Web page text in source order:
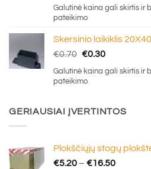
Galutinė kaina gali skirtis ir
pateikimo
Skersinio laikiklis
€0.70 Original
price
was:
€0.30Current
price
is:
Galutinė kaina gali skirtis ir
pateikimo
GERIAUSIAI ĮVERTINTOS
Plokščiųjų stogų
€5.20 – €16.50Price